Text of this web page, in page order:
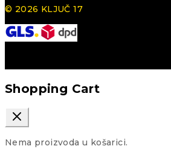
© 2026 KLJUČ 17
Shopping Cart
Nema proizvoda u košarici.